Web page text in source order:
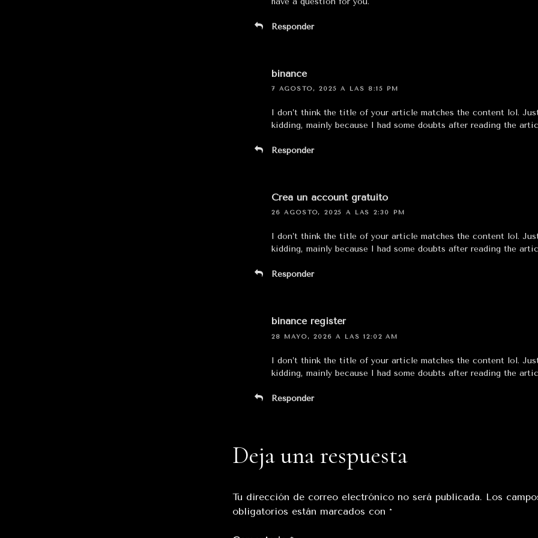
Responder
binance
7 AGOSTO, 2025 A LAS 8:15 PM
I don’t think the title of your article matches the content lol.
kidding, mainly because I had some doubts after reading the
Responder
Crea un account gratuito
26 AGOSTO, 2025 A LAS 2:30 PM
I don’t think the title of your article matches the content lol.
kidding, mainly because I had some doubts after reading the
Responder
binance register
28 MAYO, 2026 A LAS 12:02 AM
I don’t think the title of your article matches the content lol.
kidding, mainly because I had some doubts after reading the
Responder
Deja una respuesta
Tu dirección de correo electrónico no será publicada. Los
obligatorios están marcados con *